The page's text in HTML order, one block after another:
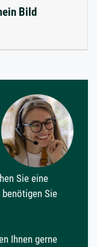
Bild
Sie eine
Sie
Ihnen gerne